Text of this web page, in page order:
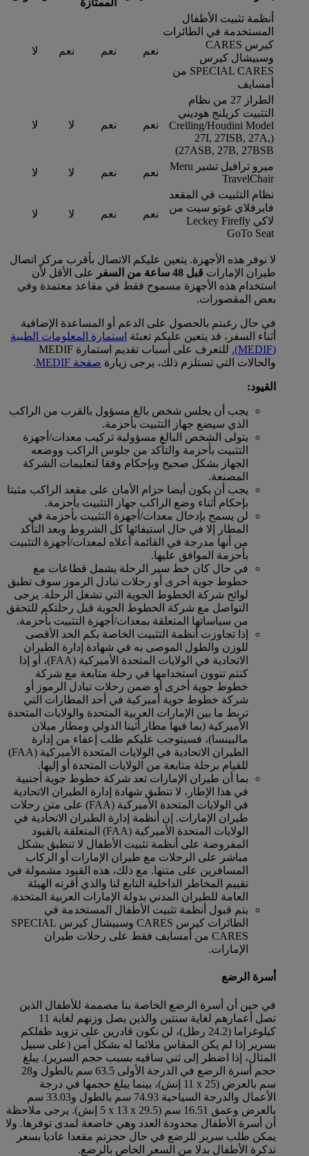
الممتازة
أنظمة تثبيت الأطفال
المستخدمة في الطائرات
كيرس CARES
وسبيشال كيرس
SPECIAL CARES من
أمسايف
نعم نعم نعم لا
الطراز 27 من نظام
التثبيت كريلنج هوديني
Crelling/Houdini Model
‏(27I, 27ISB, 27A,
27ASB, 27B, 27BSB)
نعم نعم لا لا
ميرو ترافيل تشير Meru
TravelChair
نعم نعم لا
لا
نظام التثبيت في المقعد
فايرفلاي غوتو سيت من
لاكي Leckey Firefly
GoTo Seat
نعم نعم لا لا
لا نوفر هذه الأجهزة. يتعين عليكم الاتصال بأقرب مركز اتصال
طيران الإمارات قبل 48 ساعة من السفر
على الأقل لأن
استخدام هذه الأجهزة مسموح فقط في مقاعد معتمدة وفي
بعض المقصورات.
في حال رغبتم بالحصول على الدعم أو المساعدة الإضافية
أثناء السفر، قد يتعين عليكم تعبئة استمارة المعلومات الطبية
(MEDIF).
للتعرف على أسباب تقديم استمارة MEDIF
والحالات التي تستلزم ذلك، يرجى زيارة صفحة MEDIF .
القيود:
يجب أن يجلس شخص بالغ مسؤول بالقرب من الراكب
الذي سيضع جهاز التثبيت بأحزمة.
يتولى الشخص البالغ مسؤولية تركيب معدات/أجهزة
التثبيت بأحزمة والتأكد من جلوس الراكب ووضعه
الجهاز بشكل صحيح وبإحكام وفقا لتعليمات الشركة
المصنعة.
يجب أن يكون أيضا حزام الأمان على مقعد الراكب مثبتا
بإحكام أثناء وضع الراكب جهاز التثبيت بأحزمة.
لن يسمح بإدخال معدات/أجهزة التثبيت بأحزمة في
المطار إلا في حال استيفائها كل الشروط وبعد التأكد
من أنها مدرجة في القائمة أعلاه لمعدات/أجهزة التثبيت
بأحزمة الموافق عليها.
في حال كان خط سير الرحلة يشمل قطاعات مع
خطوط جوية أخرى أو رحلات تبادل الرموز سوف تطبق
لوائح شركة الخطوط الجوية التي تشغل الرحلة. يرجى
التواصل مع شركة الخطوط الجوية قبل رحلتكم للتحقق
من سياساتها المتعلقة بمعدات/أجهزة التثبيت بأحزمة.
إذا تجاوزت أنظمة التثبيت الخاصة بكم الحد الأقصى
للوزن والطول الموصى به في شهادة إدارة الطيران
الاتحادية في الولايات المتحدة الأميركية (FAA)، أو إذا
كنتم تنوون استخدامها في رحلة متابعة مع شركة
خطوط جوية أخرى أو ضمن رحلات تبادل الرموز أو
شركة خطوط جوية أميركية في أحد المطارات التي
تربط ما بين الإمارات العربية المتحدة والولايات المتحدة
الأميركية (بما فيها مطار أثينا الدولي ومطار ميلان
مالبينسا)، فسيتوجب عليكم طلب إعفاء من إدارة
الطيران الاتحادية في الولايات المتحدة الأميركية (FAA)
للقيام برحلة متابعة من الولايات المتحدة أو إليها.
بما أن طيران الإمارات تعد شركة خطوط جوية أجنبية
في هذا الإطار، لا تنطبق شهادة إدارة الطيران الاتحادية
في الولايات المتحدة الأميركية (FAA) على متن رحلات
طيران الإمارات. إن أنظمة إدارة الطيران الاتحادية في
الولايات المتحدة الأميركية (FAA) المتعلقة بالقيود
المفروضة على أنظمة تثبيت الأطفال لا تنطبق بشكل
مباشر على الرحلات مع طيران الإمارات أو الركاب
المسافرين على متنها. مع ذلك، هذه القيود مشمولة في
تقييم المخاطر الداخلية التابع لنا والذي أقرته الهيئة
العامة للطيران المدني بدولة الإمارات العربية المتحدة.
يتم قبول أنظمة تثبيت الأطفال المستخدمة في
الطائرات كيرس CARES وسبيشال كيرس SPECIAL
CARES من أمسايف فقط على رحلات طيران
الإمارات.
أسرة الرضع
في حين أن أسرة الرضع الخاصة بنا مصممة للأطفال الذين
تصل أعمارهم لغاية سنتين والذين يصل وزنهم لغاية 11
كيلوغراما (24.2 رطل)، لن نكون قادرين على تزويد طفلكم
بسرير إذا لم يكن المقاس ملائما له بشكل آمن (على سبيل
المثال، إذا اضطر إلى ثني ساقيه بسبب حجم السرير). يبلغ
حجم أسرة الرضع في الدرجة الأولى 63.5 سم بالطول و28
سم بالعرض (25 x ‏11 إنش)، بينما يبلغ حجمها في درجة
الأعمال والدرجة السياحية 74.93 سم بالطول و33.03 سم
بالعرض وعمق 16.51 سم (29.5 x ‏13 x ‏5 إنش). يرجى ملاحظة
أن أسرة الأطفال محدودة العدد وهي خاضعة لمدى توفرها. ولا
يمكن طلب سرير للرضع في حال حجزتم مقعدا عاديا بسعر
تذكرة الأطفال بدلا من السعر الخاص بالرضع.